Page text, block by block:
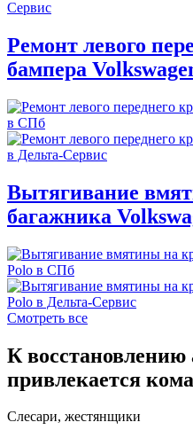
Ремонт левого
бампера
Вытягивание
багажника
Смотреть все
К восстановлению
привлекается
Слесари, жестянщики